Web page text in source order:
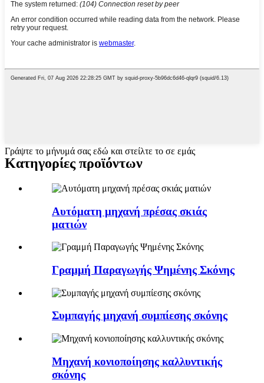
Γράψτε το μήνυμά σας εδώ και στείλτε το σε εμάς
Κατηγορίες προϊόντων
Αυτόματη μηχανή πρέσας σκιάς
ματιών
Γραμμή Παραγωγής Ψημένης Σκόνης
Συμπαγής μηχανή συμπίεσης σκόνης
Μηχανή κονιοποίησης καλλυντικής
σκόνης